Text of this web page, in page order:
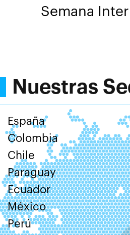
Semana
Nuestras
España
Colombia
Chile
Paraguay
Ecuador
México
Perú